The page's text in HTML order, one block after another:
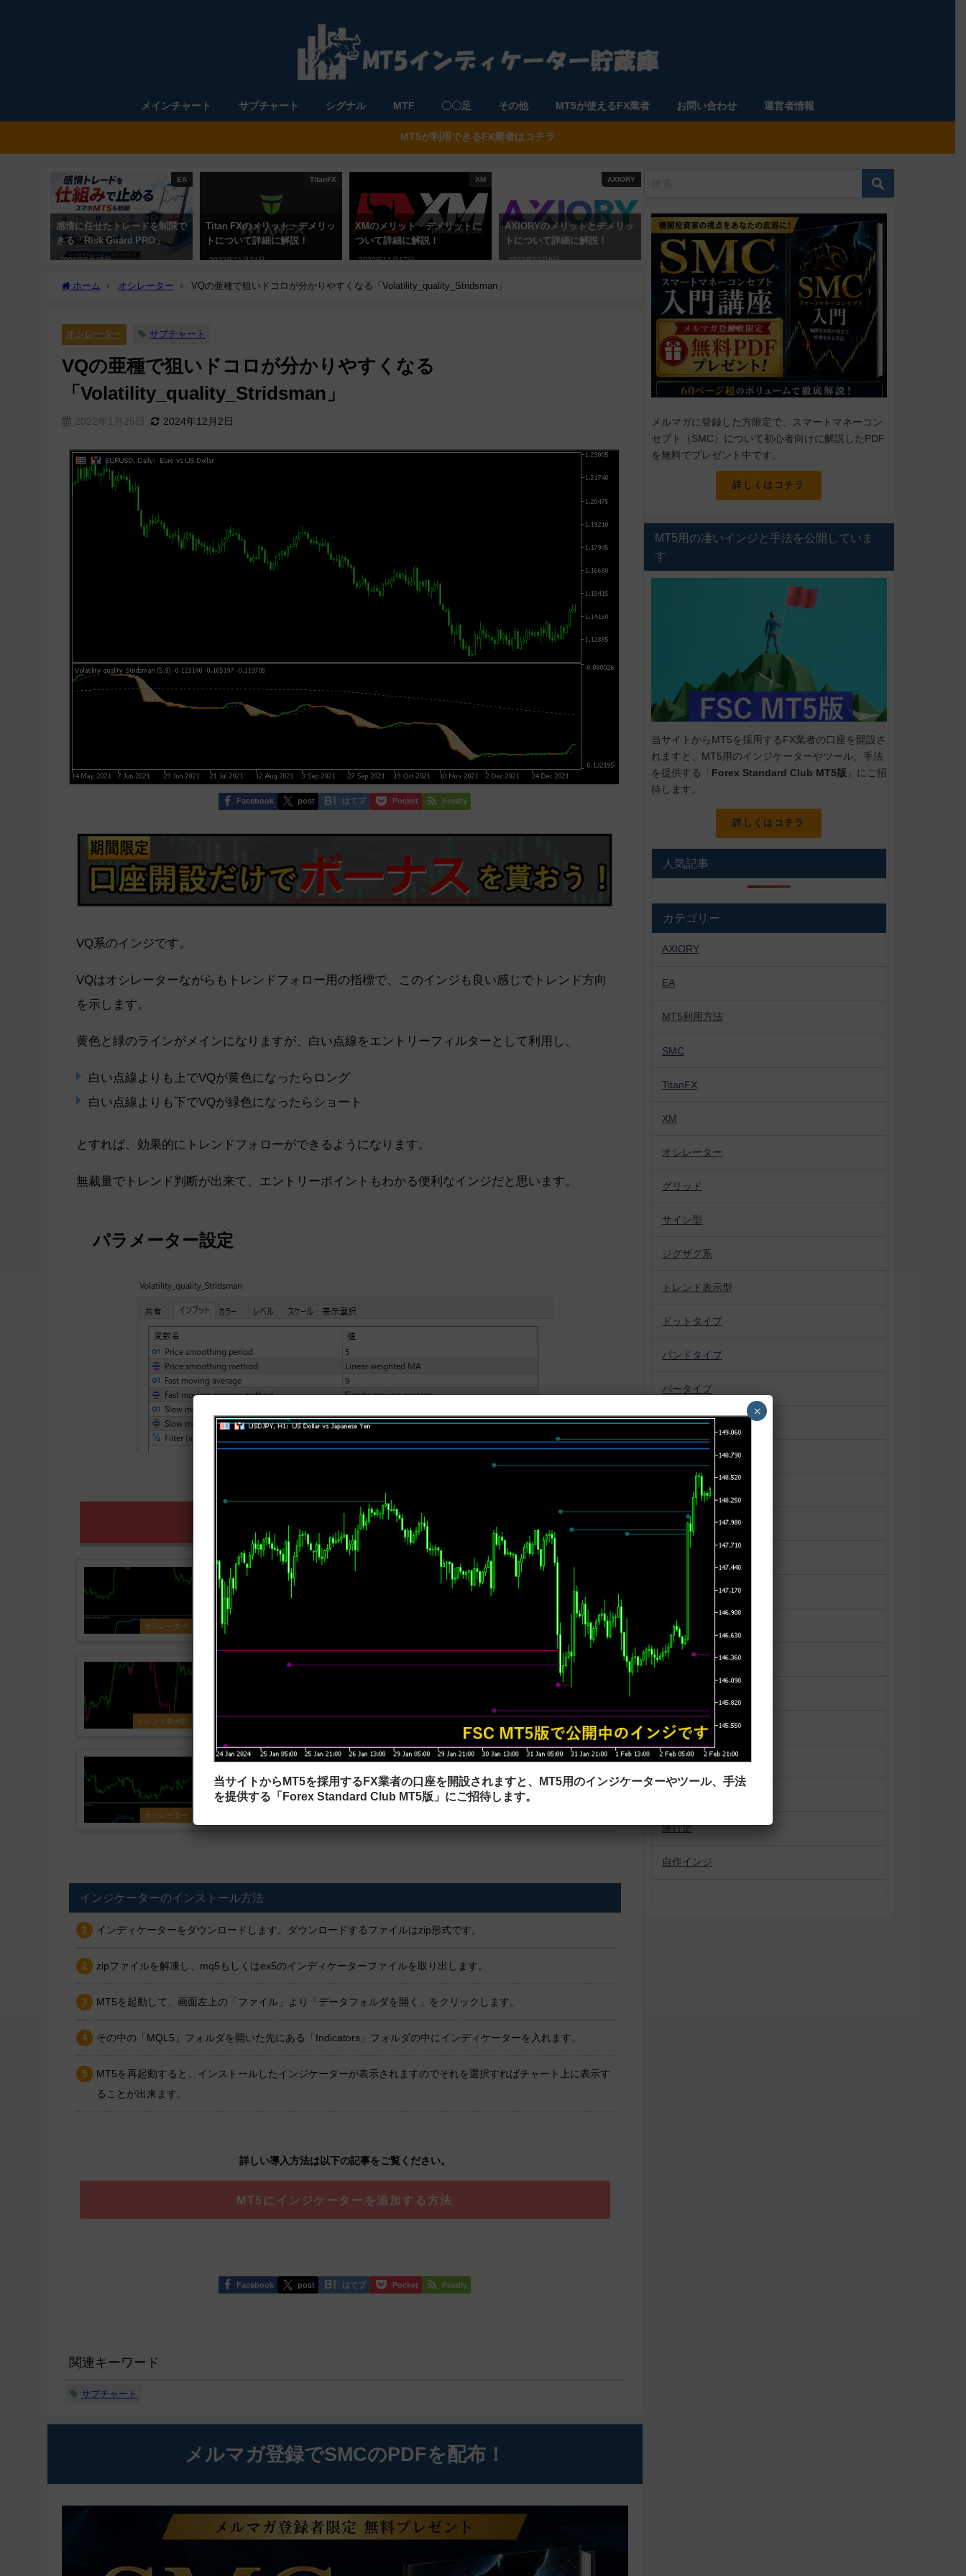
メインチャート サブチャート シグナル MTF 〇〇足 その他 MT5が使えるFX業者 お問い合わせ 運営者情報
MT5が利用できるFX業者はコチラ
EA
感情に任せたトレードを制限で
きる「Risk Guard PRO」
2026年5月15日
TitanFX
Titan FXのメリット・デメリッ
トについて詳細に解説！
2022年11月24日
XM
XMのメリット・デメリットに
ついて詳細に解説！
2022年11月17日
AXIORY
AXIORYのメリットとデメリッ
トについて詳細に解説！
2022年12月8日
ホーム オシレーター VQの亜種で狙いドコロが分かりやすくなる「Volatility_quality_Stridsman」
オシレーター サブチャート
VQの亜種で狙いドコロが分かりやすくなる
「Volatility_quality_Stridsman」
2022年1月25日 2024年12月2日
Facebook post はてブ Pocket Feedly
VQ系のインジです。
VQはオシレーターながらもトレンドフォロー用の指標で、このインジも良い感じでトレンド方向
を示します。
黄色と緑のラインがメインになりますが、白い点線をエントリーフィルターとして利用し、
白い点線よりも上でVQが黄色になったらロング
白い点線よりも下でVQが緑色になったらショート
とすれば、効果的にトレンドフォローができるようになります。
無裁量でトレンド判断が出来て、エントリーポイントもわかる便利なインジだと思います。
パラメーター設定
Volatility_quality_Stridsmanのダウンロード
オシレーター
VQをベースとした「Volatility_quality_Stridsman BT」
VQをベースとしてサブチャート部分に相場のトレンド方向を示すインジです。 VQとはVolatility Quality
の略で、2000年代後半から2010年過ぎくらいまでの間で流行したインジです。 当時の値動きとVQの相
性が良かったときがあったためか、多くのトレーダーが利用していました。 このインジ...
トレンド表示型
VQのトレンドをローソク足に反映する「Volatility quality - on chart」
Volatility Qualityの示すトレンドをローソク足の色に反映するインジです。 上昇トレンドなら足の色が
オシレーター
RSIをベースにしたオシレーター「QQE」
RSIを平均化処理した2本のラインから構成されるQQE（Quantitative Qualitative Estimatin)というインジ
です。 QQEはかつてVTTraderの人気が高かった時代（2007年～2010年くらい）に勝てるインジケータ
ー、最強のインジケーターとしてVQと共に流行していま...
インジケーターのインストール方法
インディケーターをダウンロードします。ダウンロードするファイルはzip形式です。
zipファイルを解凍し、mq5もしくはex5のインディケーターファイルを取り出します。
MT5を起動して、画面左上の「ファイル」より「データフォルダを開く」をクリックします。
その中の「MQL5」フォルダを開いた先にある「Indicators」フォルダの中にインディケーターを入れます。
MT5を再起動すると、インストールしたインジケーターが表示されますのでそれを選択すればチャート上に表示す
ることが出来ます。
詳しい導入方法は以下の記事をご覧ください。
MT5にインジケーターを追加する方法
Facebook post はてブ Pocket Feedly
関連キーワード
サブチャート
メルマガ登録でSMCのPDFを配布！
メルマガに登録した方限定で、スマートマネーコン
セプト（SMC）について初心者向けに解説したPDF
を無料でプレゼント中です。
詳しくはコチラ
MT5用の凄いインジと手法を公開していま
す
当サイトからMT5を採用するFX業者の口座を開設さ
れますと、MT5用のインジケーターやツール、手法
を提供する「 Forex Standard Club MT5版 」にご招
待します。
詳しくはコチラ
人気記事
カテゴリー
AXIORY
EA
MT5利用方法
SMC
TitanFX
XM
オシレーター
グリッド
サイン型
ジグザグ系
トレンド表示型
ドットタイプ
バンドタイプ
バータイプ
パターン認識
プロファイル系
ボックス
マーケットプロファイル
一目均衡表
便利ツール
未分類
相場状況表示
練行足
自作インジ
当サイトからMT5を採用するFX業者の口座を開設されますと、MT5用のインジケーターやツール、手法
を提供する「Forex Standard Club MT5版」にご招待します。
×